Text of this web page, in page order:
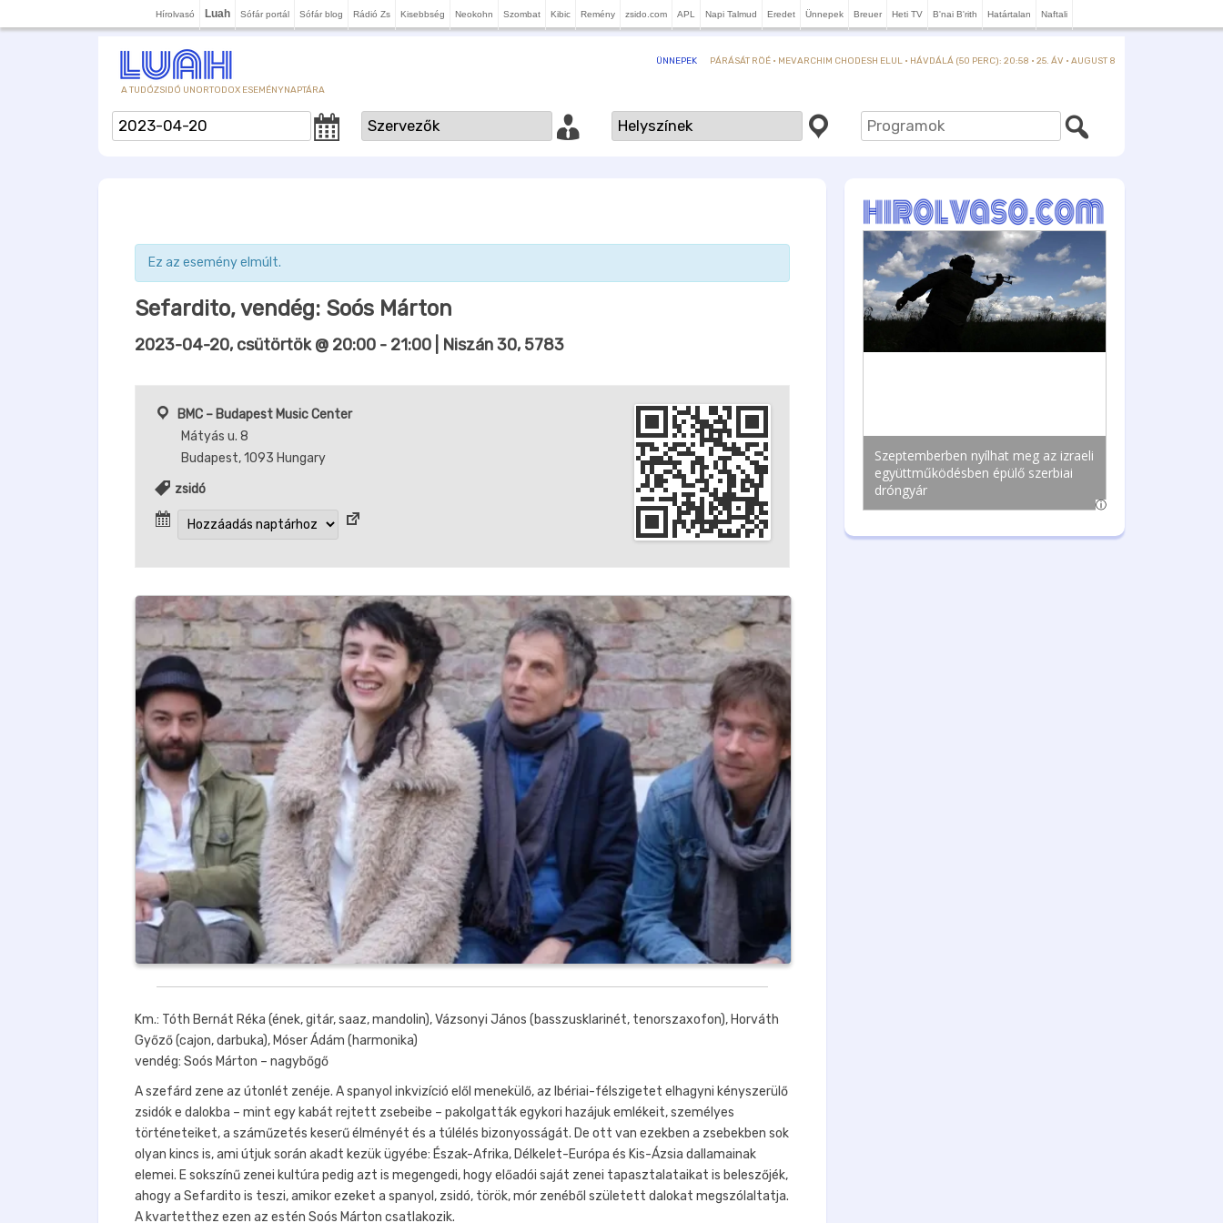
Hírolvasó Luah Sófár portál Sófár blog Rádió Zs Kisebbség Neokohn Szombat Kibic Remény zsido.com APL Napi Talmud Eredet Ünnepek Breuer Heti TV B'nai B'rith Határtalan Naftali
A TUDÓZSIDÓ UNORTODOX ESEMÉNYNAPTÁRA
ÜNNEPEK PÁRÁSÁT RÖÉ · MEVARCHIM CHODESH ELUL · HÁVDÁLÁ (50 PERC): 20:58 · 25. ÁV · AUGUST 8
Ez az esemény elmúlt.
Sefardito, vendég: Soós Márton
2023-04-20, csütörtök @ 20:00 - 21:00 | Niszán 30, 5783
BMC – Budapest Music Center
Mátyás u. 8
Budapest,1093 Hungary
zsidó
Km.: Tóth Bernát Réka (ének, gitár, saaz, mandolin), Vázsonyi János (basszusklarinét, tenorszaxofon), Horváth
Győző (cajon, darbuka), Móser Ádám (harmonika)
vendég: Soós Márton – nagybőgő
A szefárd zene az útonlét zenéje. A spanyol inkvizíció elől menekülő, az Ibériai-félszigetet elhagyni kényszerülő
zsidók e dalokba – mint egy kabát rejtett zsebeibe – pakolgatták egykori hazájuk emlékeit, személyes
történeteiket, a száműzetés keserű élményét és a túlélés bizonyosságát. De ott van ezekben a zsebekben sok
olyan kincs is, ami útjuk során akadt kezük ügyébe: Észak-Afrika, Délkelet-Európa és Kis-Ázsia dallamainak
elemei. E sokszínű zenei kultúra pedig azt is megengedi, hogy előadói saját zenei tapasztalataikat is beleszőjék,
ahogy a Sefardito is teszi, amikor ezeket a spanyol, zsidó, török, mór zenéből született dalokat megszólaltatja.
A kvartetthez ezen az estén Soós Márton csatlakozik.